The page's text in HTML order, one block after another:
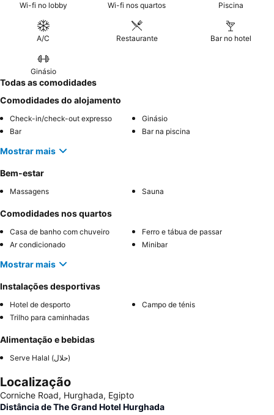
Wi-fi no lobby Wi-fi nos quartos Piscina
A/C Restaurante Bar no hotel
Ginásio
Todas as comodidades
Comodidades do alojamento
Check-in/check-out expresso
Ginásio
Bar
Bar na piscina
Mostrar mais
Bem-estar
Massagens Sauna
Comodidades nos quartos
Casa de banho com chuveiro
Ferro e tábua de passar
Ar condicionado
Minibar
Mostrar mais
Instalações desportivas
Hotel de desporto
Campo de ténis
Trilho para caminhadas
Alimentação e bebidas
Serve Halal (حلال)
Localização
Corniche Road, Hurghada, Egipto
Distância de The Grand Hotel Hurghada